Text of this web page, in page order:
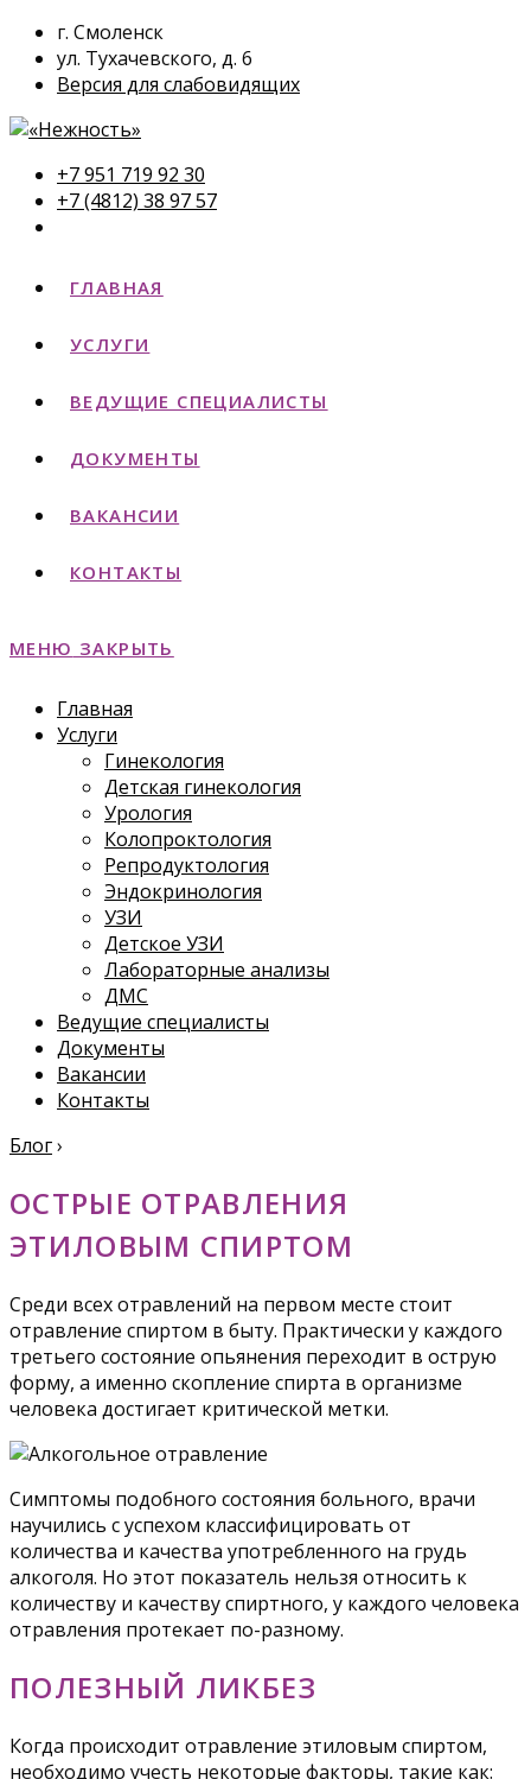
г. Смоленск
ул. Тухачевского, д. 6
Версия для слабовидящих
+7 951 719 92 30
+7 (4812) 38 97 57
ГЛАВНАЯ
УСЛУГИ
ВЕДУЩИЕ СПЕЦИАЛИСТЫ
ДОКУМЕНТЫ
ВАКАНСИИ
КОНТАКТЫ
МЕНЮ ЗАКРЫТЬ
Главная
Услуги
Гинекология
Детская гинекология
Урология
Колопроктология
Репродуктология
Эндокринология
УЗИ
Детское УЗИ
Лабораторные анализы
ДМС
Ведущие специалисты
Документы
Вакансии
Контакты
Блог›
ОСТРЫЕ ОТРАВЛЕНИЯ
ЭТИЛОВЫМ СПИРТОМ
Среди всех отравлений на первом месте стоит
отравление спиртом в быту. Практически у каждого
третьего состояние опьянения переходит в острую
форму, а именно скопление спирта в организме
человека достигает критической метки.
Симптомы подобного состояния больного, врачи
научились с успехом классифицировать от
количества и качества употребленного на грудь
алкоголя. Но этот показатель нельзя относить к
количеству и качеству спиртного, у каждого человека
отравления протекает по-разному.
ПОЛЕЗНЫЙ ЛИКБЕЗ
Когда происходит отравление этиловым спиртом,
необходимо учесть некоторые факторы, такие как: